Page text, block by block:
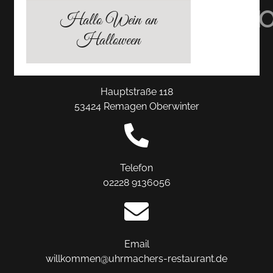
TRIPADVISOR
INSTAGRAM
Hauptstraße 118
53424 Remagen Oberwinter
Telefon
02228 9136056
Email
willkommen@uhrmachers-restaurant.de
Hallo Wein an
Halloween